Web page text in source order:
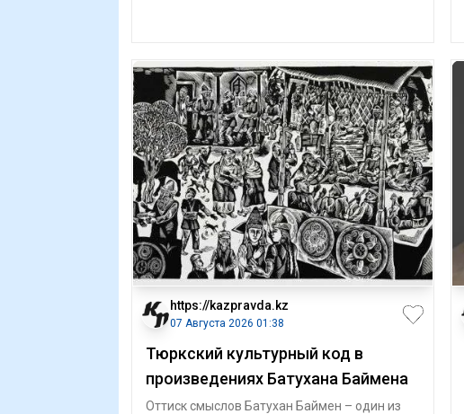
https://kazpravda.kz
07 Августа 2026 01:38
Тюркский культурный код в
произведениях Батухана Баймена
Оттиск смыслов Батухан Баймен – один из